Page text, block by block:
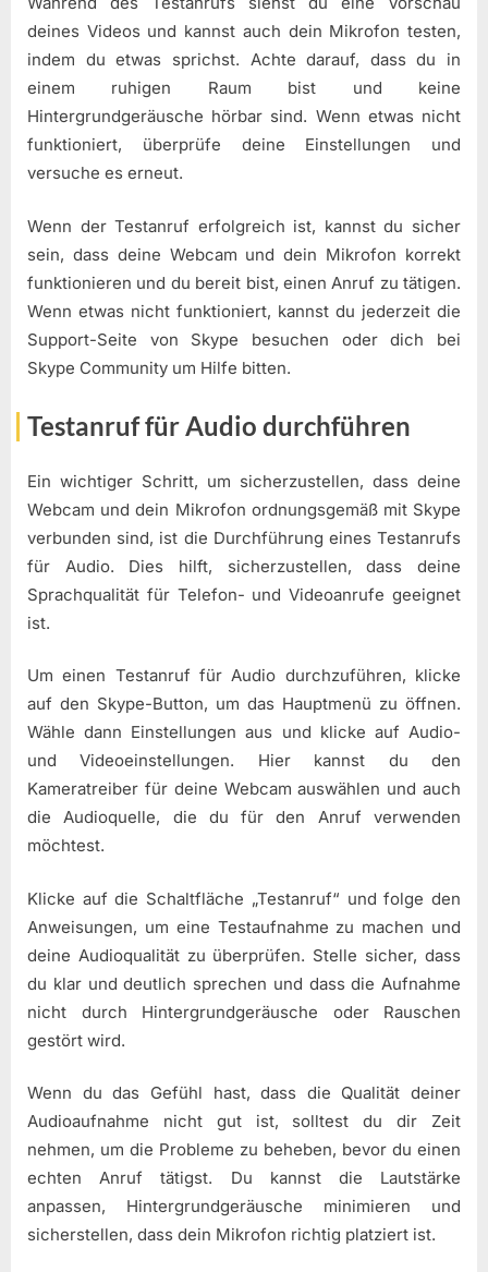
deines Videos und kannst auch dein Mikrofon testen,
indem du etwas sprichst. Achte darauf, dass du in
einem ruhigen Raum bist und keine
Hintergrundgeräusche hörbar sind. Wenn etwas nicht
funktioniert, überprüfe deine Einstellungen und
versuche es erneut.
Wenn der Testanruf erfolgreich ist, kannst du sicher
sein, dass deine Webcam und dein Mikrofon korrekt
funktionieren und du bereit bist, einen Anruf zu tätigen.
Wenn etwas nicht funktioniert, kannst du jederzeit die
Support-Seite von Skype besuchen oder dich bei
Skype Community um Hilfe bitten.
Testanruf für Audio durchführen
Ein wichtiger Schritt, um sicherzustellen, dass deine
Webcam und dein Mikrofon ordnungsgemäß mit Skype
verbunden sind, ist die Durchführung eines Testanrufs
für Audio. Dies hilft, sicherzustellen, dass deine
Sprachqualität für Telefon- und Videoanrufe geeignet
ist.
Um einen Testanruf für Audio durchzuführen, klicke
auf den Skype-Button, um das Hauptmenü zu öffnen.
Wähle dann Einstellungen aus und klicke auf Audio-
und Videoeinstellungen. Hier kannst du den
Kameratreiber für deine Webcam auswählen und auch
die Audioquelle, die du für den Anruf verwenden
möchtest.
Klicke auf die Schaltfläche „Testanruf“ und folge den
Anweisungen, um eine Testaufnahme zu machen und
deine Audioqualität zu überprüfen. Stelle sicher, dass
du klar und deutlich sprechen und dass die Aufnahme
nicht durch Hintergrundgeräusche oder Rauschen
gestört wird.
Wenn du das Gefühl hast, dass die Qualität deiner
Audioaufnahme nicht gut ist, solltest du dir Zeit
nehmen, um die Probleme zu beheben, bevor du einen
echten Anruf tätigst. Du kannst die Lautstärke
anpassen, Hintergrundgeräusche minimieren und
sicherstellen, dass dein Mikrofon richtig platziert ist.